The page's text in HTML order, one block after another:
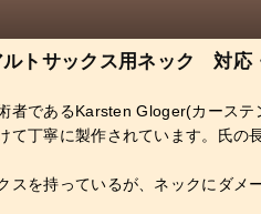
トサックス用ネック 対応
者であるKarsten Gloger(カース
て丁寧に製作されています。氏の
スを持っているが、ネックにダメ